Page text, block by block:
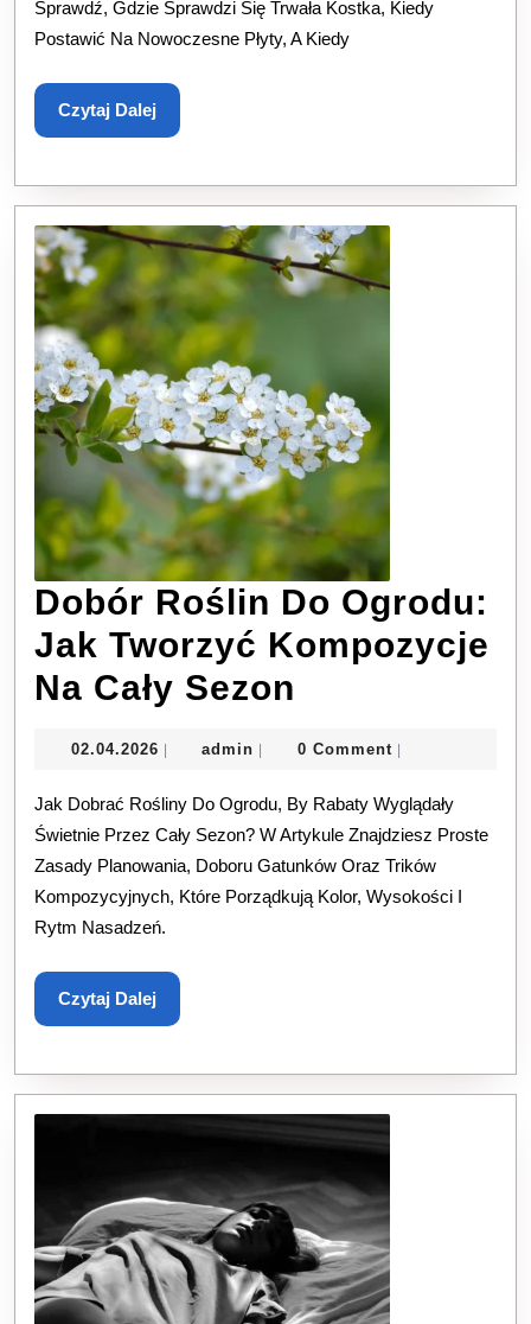
Żwir
I
Kiedy
Sprawdź, Gdzie Sprawdzi Się Trwała Kostka, Kiedy
Postawić Na Nowoczesne Płyty, A Kiedy
Czytaj DalejCzytaj
Dalej
Dobór Roślin Do Ogrodu:
Jak Tworzyć Kompozycje
Na Cały Sezon
Ogrodu:
Jak
Tworzyć
Sezon
02.04.2026 02.04.2026
admin admin0 Comment
Jak Dobrać Rośliny Do Ogrodu, By Rabaty Wyglądały
Świetnie Przez Cały Sezon? W Artykule Znajdziesz Proste
Zasady Planowania, Doboru Gatunków Oraz Trików
Kompozycyjnych, Które Porządkują Kolor, Wysokości I
Rytm Nasadzeń.
Czytaj DalejCzytaj
Dalej